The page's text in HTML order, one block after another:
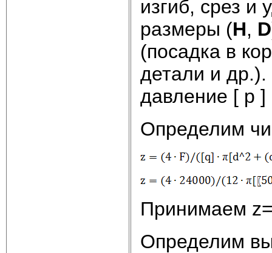
изгиб, срез и
размеры (H, D
(посадка в
детали и
давление [ р
Определим
Принимаем
Определим